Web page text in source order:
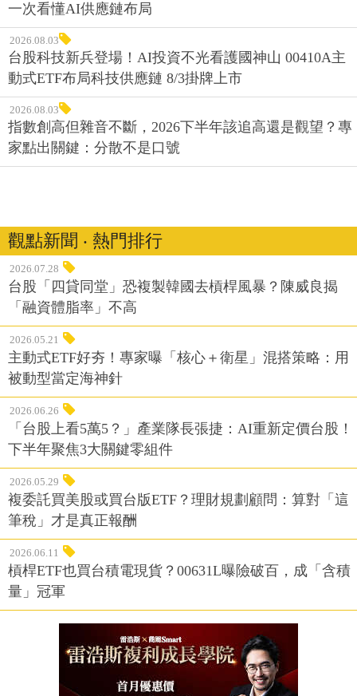
一次看懂AI供應鏈布局
2026.08.03
台股科技新兵登場！AI投資不光看護國神山 00410A主
動式ETF布局科技供應鏈 8/3掛牌上市
2026.08.03
指數創高但雜音不斷，2026下半年該追高還是觀望？專
家點出關鍵：分散不是口號
觀點新聞 ‧ 熱門排行
2026.07.28
台股「四貸同堂」恐複製韓國去槓桿風暴？陳威良揭
「融資體脂率」不高
2026.05.21
主動式ETF好夯！專家曝「核心＋衛星」混搭策略：用
被動型當定海神針
2026.06.26
「台股上看5萬5？」產業隊長張捷：AI重新定價台股！
下半年聚焦3大關鍵零組件
2026.05.29
複委託買美股或買台版ETF？理財規劃顧問：算對「這
筆稅」才是真正報酬
2026.06.11
槓桿ETF也買台積電現貨？00631L曝險破百，成「含積
量」冠軍